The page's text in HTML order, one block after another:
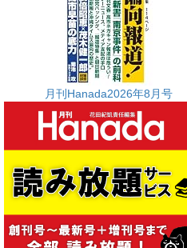
月刊Hanada2026年8月号